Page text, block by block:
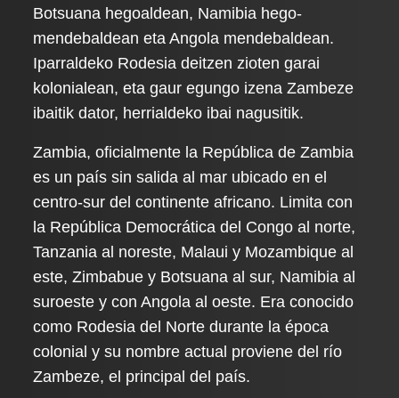
Botsuana hegoaldean, Namibia hego-
mendebaldean eta Angola mendebaldean.
Iparraldeko Rodesia deitzen zioten garai
kolonialean, eta gaur egungo izena Zambeze
ibaitik dator, herrialdeko ibai nagusitik.
Zambia, oficialmente la República de Zambia
es un país sin salida al mar ubicado en el
centro-sur del continente africano. Limita con
la República Democrática del Congo al norte,
Tanzania al noreste, Malaui y Mozambique al
este, Zimbabue y Botsuana al sur, Namibia al
suroeste y con Angola al oeste. Era conocido
como Rodesia del Norte durante la época
colonial y su nombre actual proviene del río
Zambeze, el principal del país.